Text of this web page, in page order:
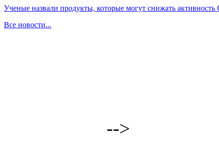
Ученые назвали продукты, которые могут снижать
Все новости...
-->